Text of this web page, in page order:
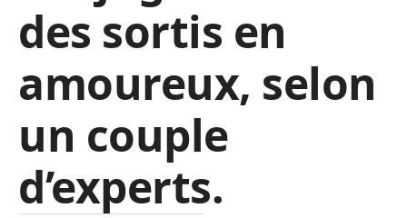
des sortis en
amoureux, selon
un couple
d’experts.